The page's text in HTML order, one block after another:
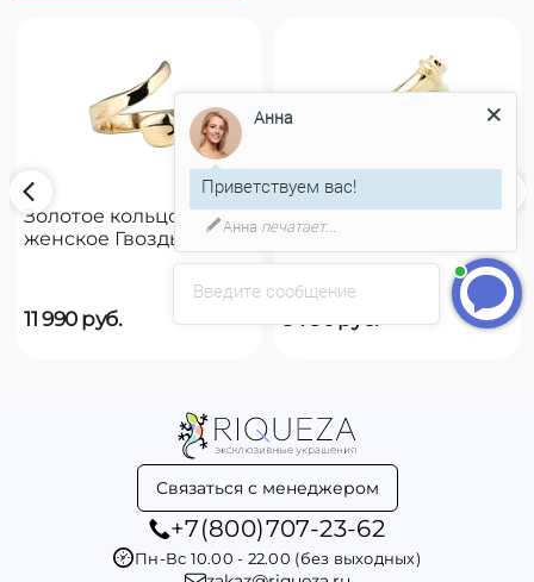
Золотое кольцо
женское Гвоздь
11 990 руб.
Золотое кольцо
женское на руку
UNOde50 Reward
9 790руб.
Связаться с менеджером
+7(800)707-23-62
Пн-Вс 10.00 - 22.00 (без выходных)
Введите сообщение
Анна
Приветствуем вас!
Анна печатает...